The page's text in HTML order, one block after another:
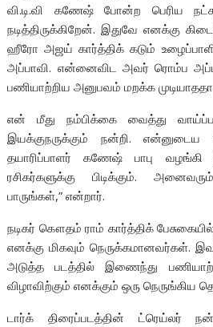
வி.டி.வி கணேஷ் போன்ற பெரிய
நடித்திருக்கிறேன். இதுவே எனக்கு
ஹீரோ அஜய் கார்த்திக் கடும்
அப்பாவி. என்னைவிட அவர் ரொம்ப
பணியாற்றிய அனுபவம் மறக்க
என் மீது நம்பிக்கை வைத்து
இயக்குநருக்கும் நன்றி.
தயாரிப்பாளர் கணேஷ் பாபு வழங்கி
ரசிகர்களுக்கு பிடிக்கும்.
பாருங்கள்,” என்றார்.
நடிகர் கௌதம் ராம் கார்த்திக்
எனக்கு மிகவும் நெருக்கமானவர்கள்.
அடுத்த படத்தில் இணைந்து
விழாவிற்கும் எனக்கும் ஒரு நெருங்கிய
டார்க் திரைப்படத்தின் ட்ரெய்லர்